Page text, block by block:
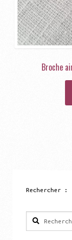
Broche
Rechercher :
Rechercher :